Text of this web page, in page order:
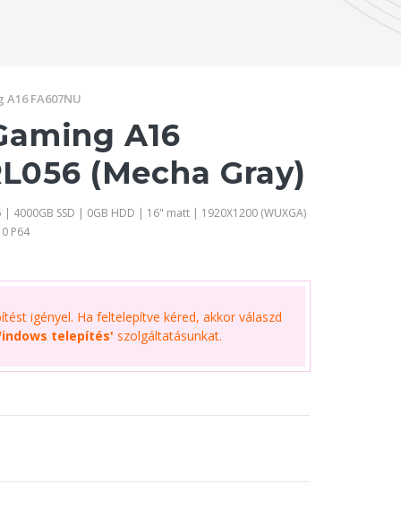
FA607NU
A16
(Mecha Gray)
| 4000GB SSD | 0GB HDD | 16" matt | 1920X1200 (WUXGA)
P64
igényel. Ha feltelepítve kéred, akkor válaszd
telepítés' szolgáltatásunkat.